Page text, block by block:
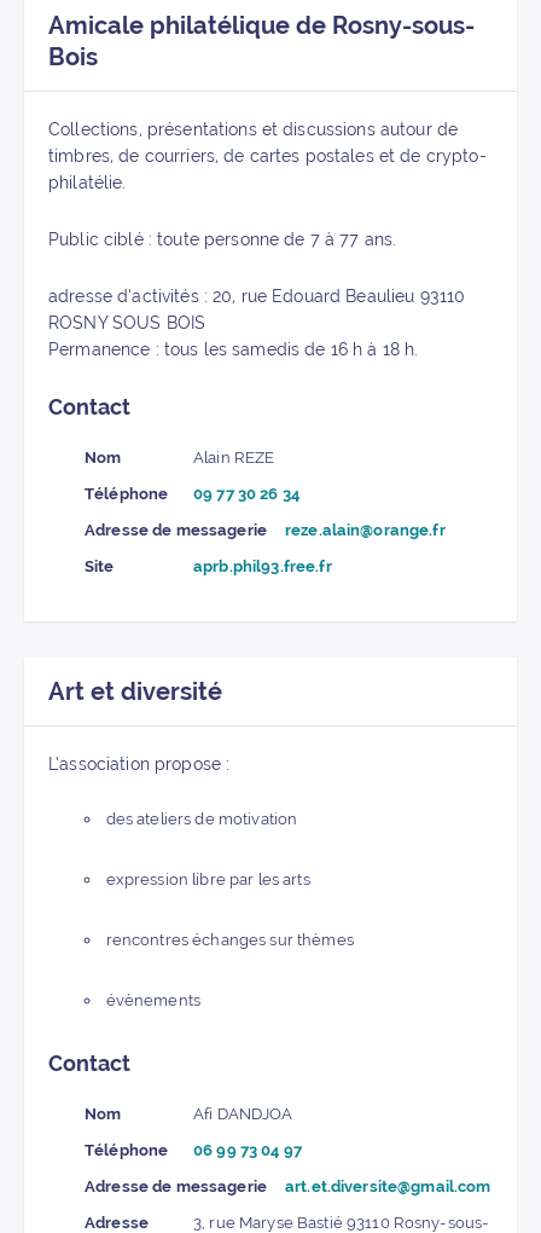
Amicale philatélique de Rosny-sous-
Bois
Collections, présentations et discussions autour de
timbres, de courriers, de cartes postales et de crypto-
philatélie.
Public ciblé : toute personne de 7 à 77 ans.
adresse d’activités : 20, rue Edouard Beaulieu 93110
ROSNY SOUS BOIS
Permanence : tous les samedis de 16 h à 18 h.
Contact
Nom
Alain REZE
Téléphone
09 77 30 26 34
Adresse de messagerie
reze.alain@orange.fr
Site
aprb.phil93.free.fr
Art et diversité
L’association propose :
des ateliers de motivation
expression libre par les arts
rencontres échanges sur thèmes
évènements
Contact
Nom
Afi DANDJOA
Téléphone
06 99 73 04 97
Adresse de messagerie
art.et.diversite@gmail.com
Adresse
3, rue Maryse Bastié 93110 Rosny-sous-